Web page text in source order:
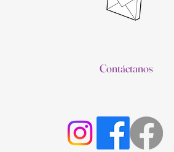
Contáctanos